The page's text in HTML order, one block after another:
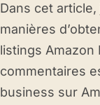
Dans cet
manières
listings Amazon
commentaires
business sur